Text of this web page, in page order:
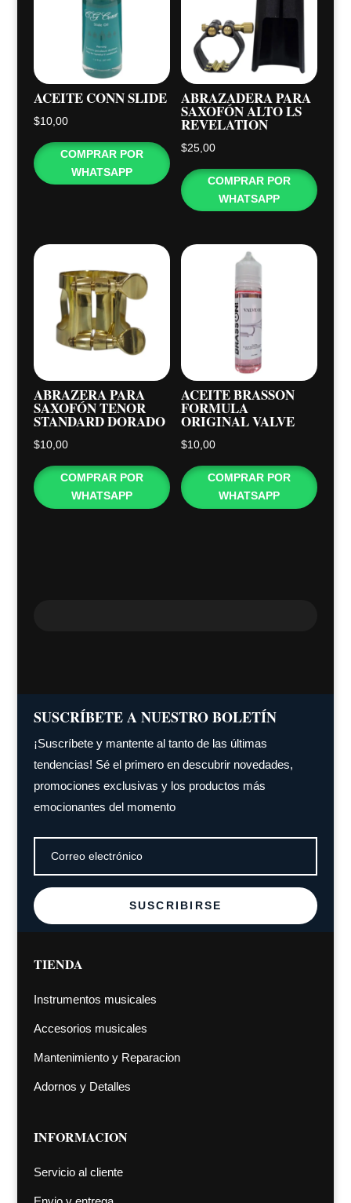
ACEITE CONN SLIDE
$10,00
COMPRAR POR
WHATSAPP
ABRAZADERA PARA
SAXOFÓN ALTO LS
REVELATION
$25,00
COMPRAR POR
WHATSAPP
ABRAZERA PARA
SAXOFÓN TENOR
STANDARD DORADO
$10,00
COMPRAR POR
WHATSAPP
ACEITE BRASSON
FORMULA
ORIGINAL VALVE
$10,00
COMPRAR POR
WHATSAPP
SUSCRÍBETE A NUESTRO BOLETÍN
¡Suscríbete y mantente al tanto de las últimas
tendencias! Sé el primero en descubrir novedades,
promociones exclusivas y los productos más
emocionantes del momento
SUSCRIBIRSE
TIENDA
Instrumentos musicales
Accesorios musicales
Mantenimiento y Reparacion
Adornos y Detalles
INFORMACION
Servicio al cliente